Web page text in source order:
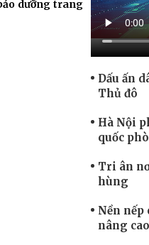
Chính phủ điện tử,
dưỡng trang
Dấu ấn
Thủ đô
Hà Nội
quốc
Tri ân
hùng
Nền
nâng